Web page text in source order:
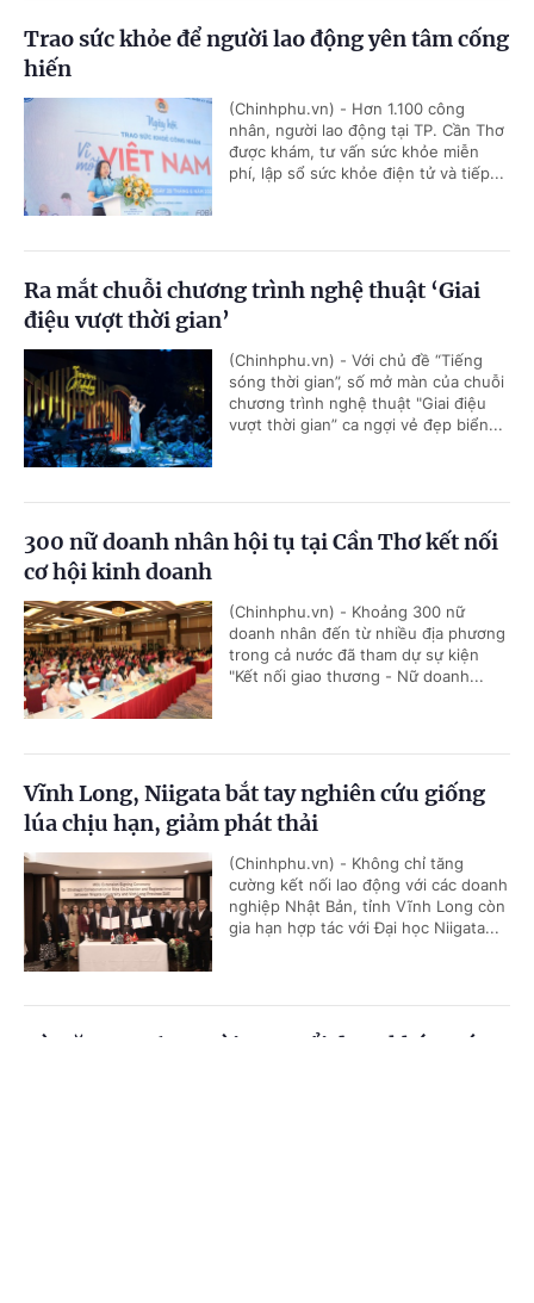
Trao sức khỏe để người lao động yên tâm cống
hiến
(Chinhphu.vn) - Hơn 1.100 công
nhân, người lao động tại TP. Cần Thơ
được khám, tư vấn sức khỏe miễn
phí, lập sổ sức khỏe điện tử và tiếp...
Ra mắt chuỗi chương trình nghệ thuật ‘Giai
điệu vượt thời gian’
(Chinhphu.vn) - Với chủ đề “Tiếng
sóng thời gian”, số mở màn của chuỗi
chương trình nghệ thuật "Giai điệu
vượt thời gian” ca ngợi vẻ đẹp biển...
300 nữ doanh nhân hội tụ tại Cần Thơ kết nối
cơ hội kinh doanh
(Chinhphu.vn) - Khoảng 300 nữ
doanh nhân đến từ nhiều địa phương
trong cả nước đã tham dự sự kiện
"Kết nối giao thương - Nữ doanh...
Vĩnh Long, Niigata bắt tay nghiên cứu giống
lúa chịu hạn, giảm phát thải
(Chinhphu.vn) - Không chỉ tăng
cường kết nối lao động với các doanh
nghiệp Nhật Bản, tỉnh Vĩnh Long còn
gia hạn hợp tác với Đại học Niigata...
Từ năm 2026, người cao tuổi được khám sức